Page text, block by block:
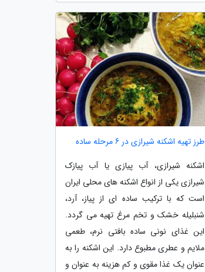
طرز تهیه اشکنه شیرازی در 6 مرحله ساده
اشکنه شیرازی، آب پیازی یا آب پیازک
شیرازی یکی از انواع اشکنه های محلی ایران
است که با ترکیب ساده ای از پیاز، آرد،
شنبلیله خشک و تخم مرغ تهیه می گردد.
این غذای نونی ساده بافتی نرم، طعمی
ملایم و عطری مطبوع دارد. این اشکنه را به
عنوان یک غذا مقوی و کم هزینه به عنوان و